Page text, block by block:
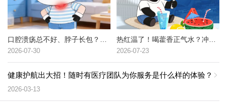
2026-07-30 2026-07-23
健康护航出大招！随时有医疗团队为你服务是什么样的体验？
2026-03-13